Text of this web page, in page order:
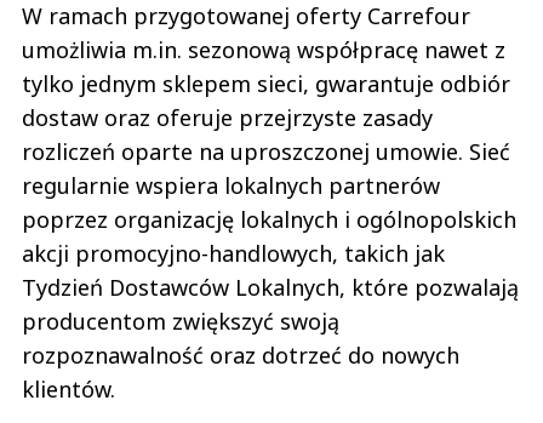
W ramach przygotowanej oferty Carrefour
umożliwia m.in. sezonową współpracę nawet z
tylko jednym sklepem sieci, gwarantuje odbiór
dostaw oraz oferuje przejrzyste zasady
rozliczeń oparte na uproszczonej umowie. Sieć
regularnie wspiera lokalnych partnerów
poprzez organizację lokalnych i ogólnopolskich
akcji promocyjno-handlowych, takich jak
Tydzień Dostawców Lokalnych, które pozwalają
producentom zwiększyć swoją
rozpoznawalność oraz dotrzeć do nowych
klientów.